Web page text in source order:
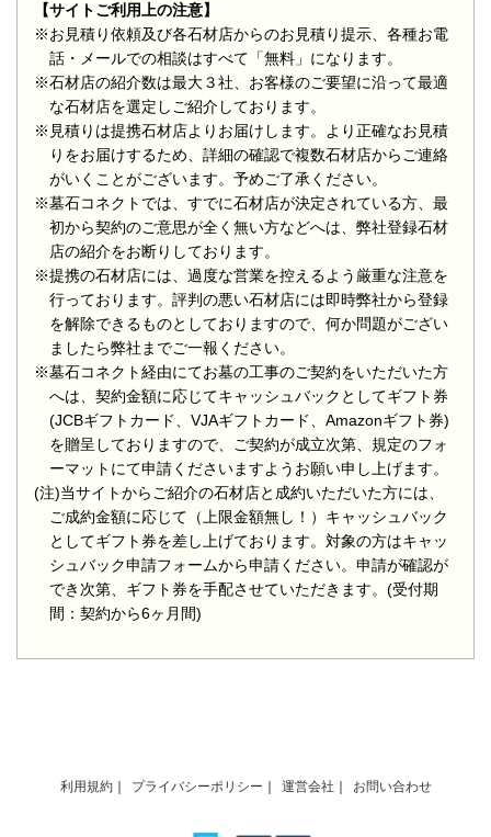
【サイトご利用上の注意】
※お見積り依頼及び各石材店からのお見積り提示、各種お電
話・メールでの相談はすべて「無料」になります。
※石材店の紹介数は最大３社、お客様のご要望に沿って最適
な石材店を選定しご紹介しております。
※見積りは提携石材店よりお届けします。より正確なお見積
りをお届けするため、詳細の確認で複数石材店からご連絡
がいくことがございます。予めご了承ください。
※墓石コネクトでは、すでに石材店が決定されている方、最
初から契約のご意思が全く無い方などへは、弊社登録石材
店の紹介をお断りしております。
※提携の石材店には、過度な営業を控えるよう厳重な注意を
行っております。評判の悪い石材店には即時弊社から登録
を解除できるものとしておりますので、何か問題がござい
ましたら弊社までご一報ください。
※墓石コネクト経由にてお墓の工事のご契約をいただいた方
へは、契約金額に応じてキャッシュバックとしてギフト券
(JCBギフトカード、VJAギフトカード、Amazonギフト券)
を贈呈しておりますので、ご契約が成立次第、規定のフォ
ーマットにて申請くださいますようお願い申し上げます。
(注)当サイトからご紹介の石材店と成約いただいた方には、
ご成約金額に応じて（上限金額無し！）キャッシュバック
としてギフト券を差し上げております。対象の方はキャッ
シュバック申請フォームから申請ください。申請が確認が
でき次第、ギフト券を手配させていただきます。(受付期
間：契約から6ヶ月間)
利用規約 プライバシーポリシー 運営会社 お問い合わせ